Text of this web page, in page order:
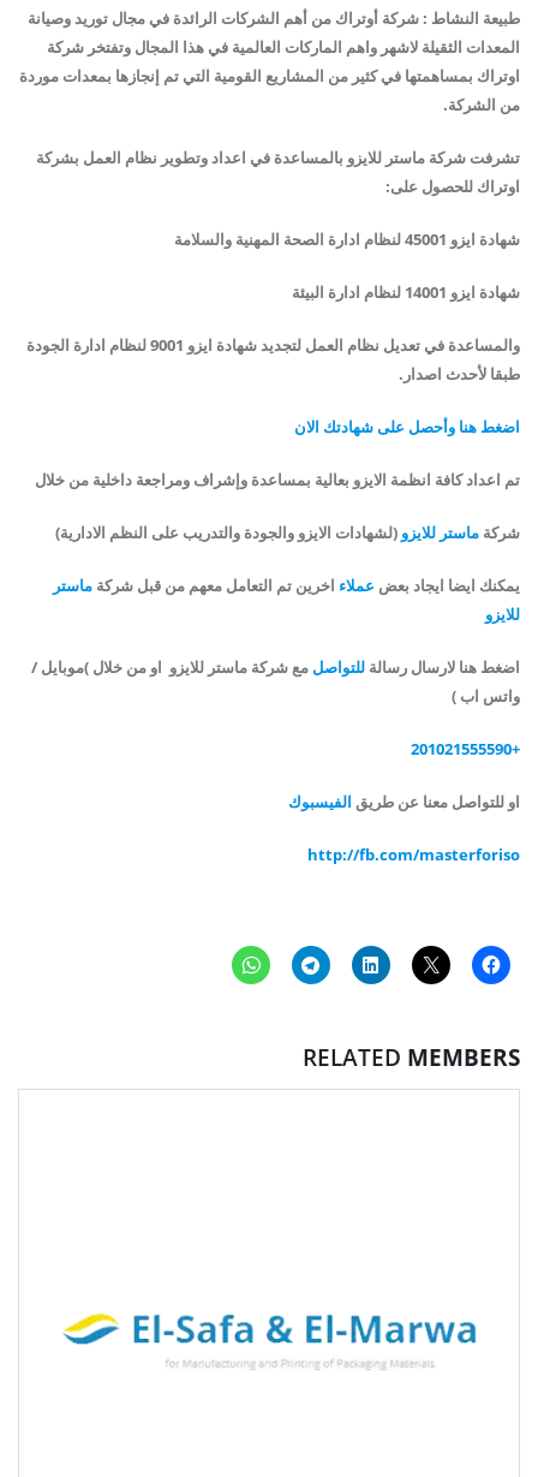
طبيعة النشاط : شركة أوتراك من أهم الشركات الرائدة في مجال توريد وصيانة
المعدات الثقيلة لاشهر واهم الماركات العالمية في هذا المجال وتفتخر شركة
اوتراك بمساهمتها في كثير من المشاريع القومية التي تم إنجازها بمعدات موردة
من الشركة.
تشرفت شركة ماستر للايزو بالمساعدة في اعداد وتطوير نظام العمل بشركة
اوتراك للحصول على:
شهادة ايزو 45001 لنظام ادارة الصحة المهنية والسلامة
شهادة ايزو 14001 لنظام ادارة البيئة
والمساعدة في تعديل نظام العمل لتجديد شهادة ايزو 9001 لنظام ادارة الجودة
طبقا لأحدث اصدار.
اضغط هنا وأحصل على شهادتك الان
تم اعداد كافة انظمة الايزو بعالية بمساعدة وإشراف ومراجعة داخلية من خلال
شركة ماستر للايزو (لشهادات الايزو والجودة والتدريب على النظم الادارية)
يمكنك ايضا ايجاد بعض عملاء اخرين تم التعامل معهم من قبل شركة ماستر
للايزو
اضغط هنا لارسال رسالة للتواصل مع شركة ماستر للايزو او من خلال )موبايل /
واتس اب )
+201021555590
او للتواصل معنا عن طريق الفيسبوك
http://fb.com/masterforiso
RELATED MEMBERS